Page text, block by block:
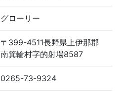
グローリー
〒399-4511長野県上伊那郡
南箕輪村字的射場8587
0265-73-9324